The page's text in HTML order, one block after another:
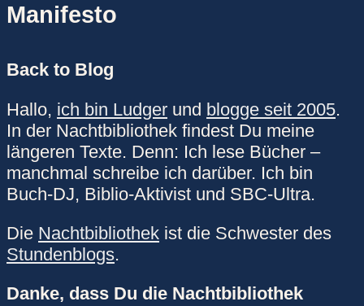
Manifesto
Back to Blog
Hallo, ich bin Ludger und blogge seit 2005.
In der Nachtbibliothek findest Du meine
längeren Texte. Denn: Ich lese Bücher –
manchmal schreibe ich darüber. Ich bin
Buch-DJ, Biblio-Aktivist und SBC-Ultra.
Die Nachtbibliothek ist die Schwester des
Stundenblogs.
Danke, dass Du die Nachtbibliothek